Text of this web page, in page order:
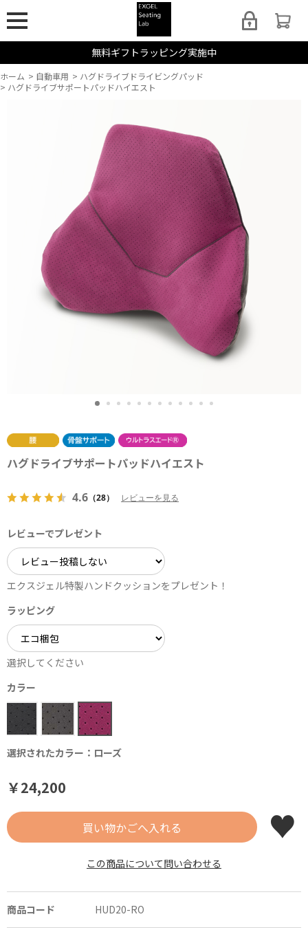
無料ギフトラッピング実施中
ホーム > 自動車用 > ハグドライブドライビングパッド
> ハグドライブサポートパッドハイエスト
ハグドライブサポートパッドハイエスト
4.6 （28） レビューを見る
￥24,200
商品コード HUD20-RO
レビューでプレゼント
エクスジェル特製ハンドクッションをプレゼント！
ラッピング
選択してください
カラー
選択されたカラー：ローズ
この商品について問い合わせる